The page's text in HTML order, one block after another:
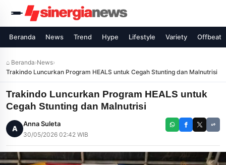
Beranda News Trend Hype Lifestyle Variety Offbeat
⌂ Beranda›News›
Trakindo Luncurkan Program HEALS untuk Cegah Stunting dan Malnutrisi
Trakindo Luncurkan Program HEALS untuk
Cegah Stunting dan Malnutrisi
A
Anna Suleta
30/05/2026 02:42 WIB